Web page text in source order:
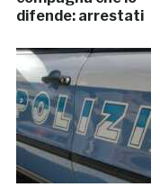
difende: arrestati